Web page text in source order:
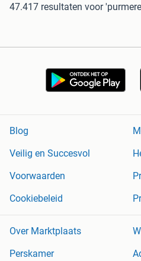
47.417 resultaten voor
Blog
Veilig en Succesvol
Voorwaarden
Cookiebeleid
Over Marktplaats
Perskamer